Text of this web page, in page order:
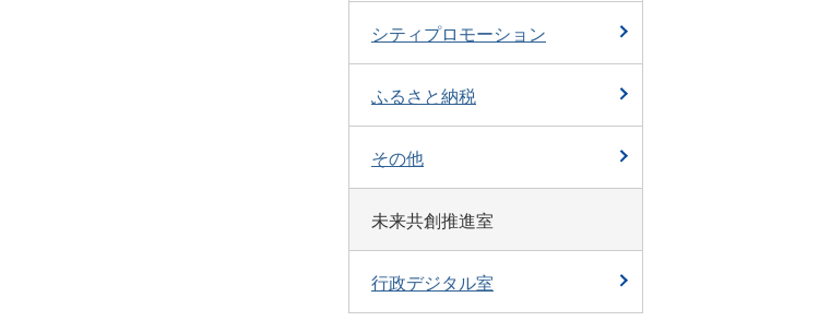
シティプロモーション
ふるさと納税
その他
未来共創推進室
行政デジタル室